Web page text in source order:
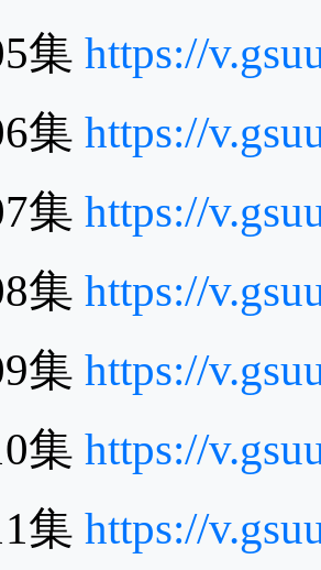
集 https://
集 https://
集 https://
集 https://
集 https://
集 https://
集 https://